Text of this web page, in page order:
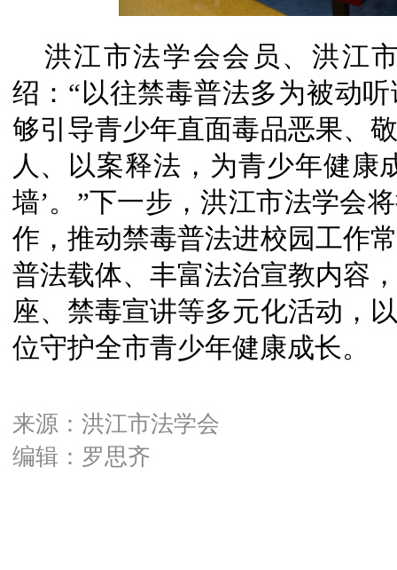
洪江市法学会会员、洪江
绍：“以往禁毒普法多为被动
够引导青少年直面毒品恶果、
人、以案释法，为青少年健康
墙’。”下一步，洪江市法学会
作，推动禁毒普法进校园工作
普法载体、丰富法治宣教内容
座、禁毒宣讲等多元化活动，
位守护全市青少年健康成长。
来源：洪江市法学会
编辑：罗思齐